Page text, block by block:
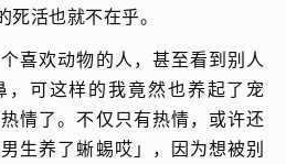
活也就不在乎。
喜欢动物的人，甚至看到别人
，可这样的我竟然也养起了宠
情了。不仅只有热情，或许还
生养了蜥蜴哎」，因为想被别